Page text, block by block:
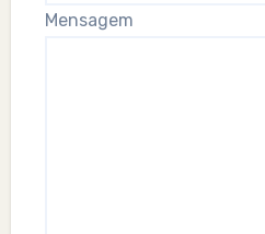
Mensagem